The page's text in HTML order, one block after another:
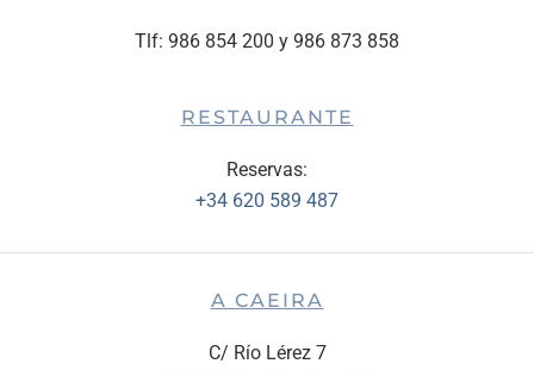
Tlf: 986 854 200 y 986 873 858
RESTAURANTE
Reservas:
+34 620 589 487
A CAEIRA
C/ Río Lérez 7